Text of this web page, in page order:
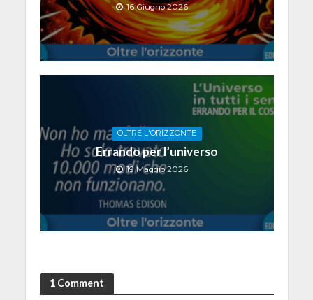
16 Giugno 2026
OLTRE L'ORIZZONTE
Errando per l’universo
19 Maggio 2026
1 Comment